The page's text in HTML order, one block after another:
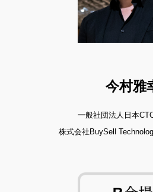
今村雅
一般社団法人日本
株式会社BuySell